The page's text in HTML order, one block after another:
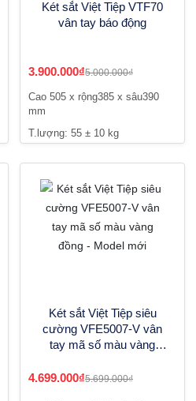
Két sắt Việt Tiệp VTF70
vân tay báo động
3.900.000₫5.000.000₫
Cao 505 x rộng385 x sâu390
mm
T.lượng: 55 ± 10 kg
Két sắt Việt Tiệp siêu
cường VFE5007-V vân
tay mã số màu vàng
4.699.000₫5.699.000₫